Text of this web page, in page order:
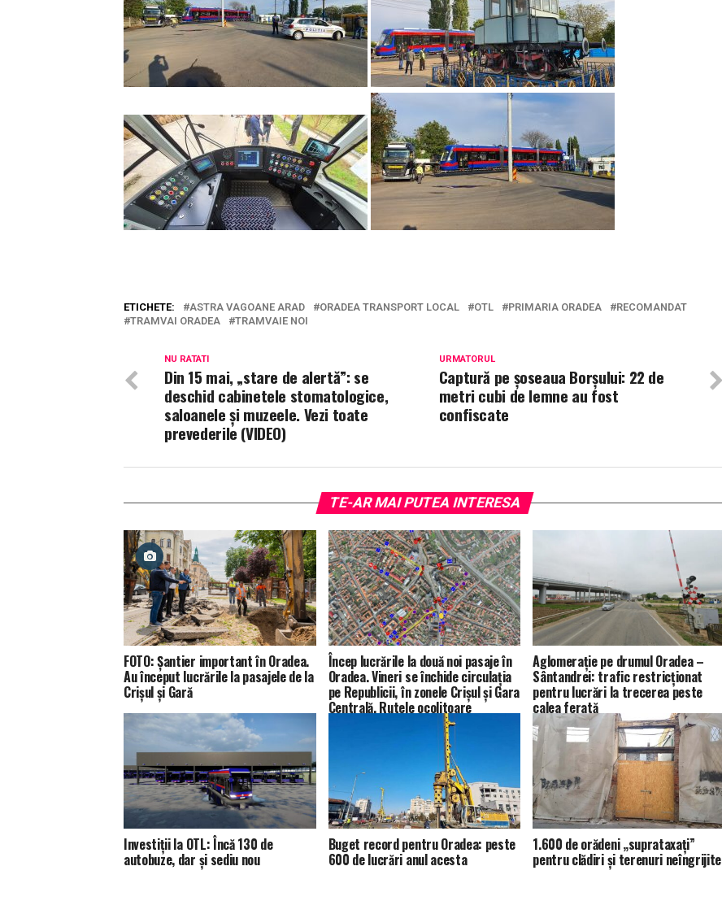
ETICHETE: ASTRA VAGOANE ARAD ORADEA TRANSPORT LOCAL OTL PRIMARIA ORADEA
RECOMANDAT
TRAMVAI ORADEA
TRAMVAIE NOI
URMATORUL
Captură pe șoseaua Borșului: 22 de
metri cubi de lemne au fost
confiscate
NU RATATI
Din 15 mai, „stare de alertă”: se
deschid cabinetele stomatologice,
saloanele și muzeele. Vezi toate
prevederile (VIDEO)
TE-AR MAI PUTEA INTERESA
FOTO: Șantier important în Oradea.
Au început lucrările la pasajele de la
Crișul și Gară
Încep lucrările la două noi pasaje în
Oradea. Vineri se închide circulația
pe Republicii, în zonele Crișul și Gara
Centrală. Rutele ocolitoare
Aglomerație pe drumul Oradea –
Sântandrei: trafic restricționat
pentru lucrări la trecerea peste
calea ferată
Investiții la OTL: Încă 130 de
autobuze, dar și sediu nou
Buget record pentru Oradea: peste
600 de lucrări anul acesta
1.600 de orădeni „suprataxaţi”
pentru clădiri și terenuri neîngrijite